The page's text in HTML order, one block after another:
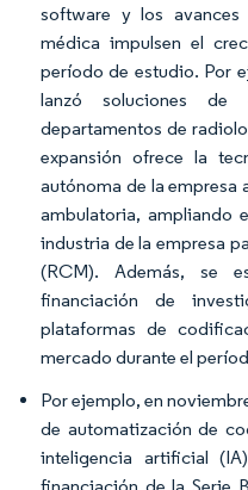
software y los
médica impulsen el
período de estudio. Por
lanzó soluciones de
departamentos de
expansión ofrece la
autónoma de la empresa
ambulatoria, ampliando
industria de la empresa
(RCM). Además, se
financiación de
plataformas de
mercado durante el
Por ejemplo, en
de automatización de
inteligencia artificial